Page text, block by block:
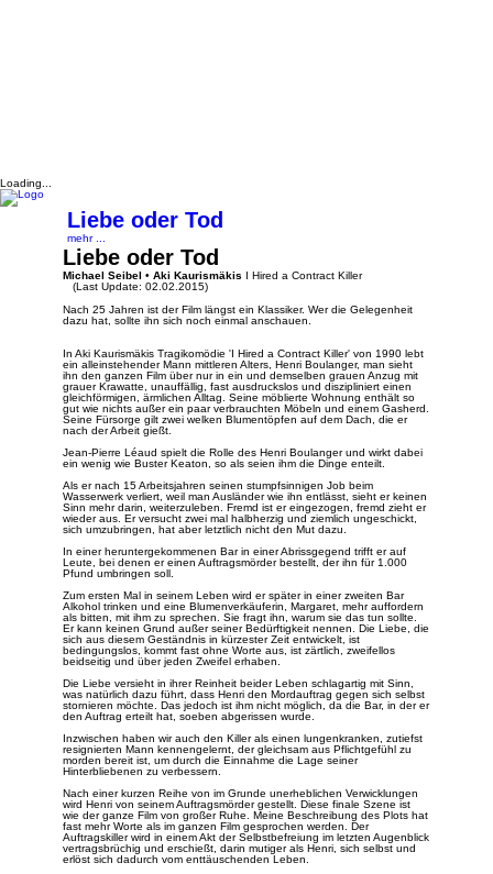
Loading...
Liebe oder Tod
mehr ...
Liebe oder Tod
Michael Seibel •Aki Kaurismäkis I Hired a Contract Killer
(Last Update: 02.02.2015)
Nach 25 Jahren ist der Film längst ein Klassiker. Wer die Gelegenheit
dazu hat, sollte ihn sich noch einmal anschauen.
In Aki Kaurismäkis Tragikomödie 'I Hired a Contract Killer' von 1990 lebt
ein alleinstehender Mann mittleren Alters, Henri Boulanger, man sieht
ihn den ganzen Film über nur in ein und demselben grauen Anzug mit
grauer Krawatte, unauffällig, fast ausdruckslos und diszipliniert einen
gleichförmigen, ärmlichen Alltag. Seine möblierte Wohnung enthält so
gut wie nichts außer ein paar verbrauchten Möbeln und einem Gasherd.
Seine Fürsorge gilt zwei welken Blumentöpfen auf dem Dach, die er
nach der Arbeit gießt.
Jean-Pierre Léaud spielt die Rolle des Henri Boulanger und wirkt dabei
ein wenig wie Buster Keaton, so als seien ihm die Dinge enteilt.
Als er nach 15 Arbeitsjahren seinen stumpfsinnigen Job beim
Wasserwerk verliert, weil man Ausländer wie ihn entlässt, sieht er keinen
Sinn mehr darin, weiterzuleben. Fremd ist er eingezogen, fremd zieht er
wieder aus. Er versucht zwei mal halbherzig und ziemlich ungeschickt,
sich umzubringen, hat aber letztlich nicht den Mut dazu.
In einer heruntergekommenen Bar in einer Abrissgegend trifft er auf
Leute, bei denen er einen Auftragsmörder bestellt, der ihn für 1.000
Pfund umbringen soll.
Zum ersten Mal in seinem Leben wird er später in einer zweiten Bar
Alkohol trinken und eine Blumenverkäuferin, Margaret, mehr auffordern
als bitten, mit ihm zu sprechen. Sie fragt ihn, warum sie das tun sollte.
Er kann keinen Grund außer seiner Bedürftigkeit nennen. Die Liebe, die
sich aus diesem Geständnis in kürzester Zeit entwickelt, ist
bedingungslos, kommt fast ohne Worte aus, ist zärtlich, zweifellos
beidseitig und über jeden Zweifel erhaben.
Die Liebe versieht in ihrer Reinheit beider Leben schlagartig mit Sinn,
was natürlich dazu führt, dass Henri den Mordauftrag gegen sich selbst
stornieren möchte. Das jedoch ist ihm nicht möglich, da die Bar, in der er
den Auftrag erteilt hat, soeben abgerissen wurde.
Inzwischen haben wir auch den Killer als einen lungenkranken, zutiefst
resignierten Mann kennengelernt, der gleichsam aus Pflichtgefühl zu
morden bereit ist, um durch die Einnahme die Lage seiner
Hinterbliebenen zu verbessern.
Nach einer kurzen Reihe von im Grunde unerheblichen Verwicklungen
wird Henri von seinem Auftragsmörder gestellt. Diese finale Szene ist
wie der ganze Film von großer Ruhe. Meine Beschreibung des Plots hat
fast mehr Worte als im ganzen Film gesprochen werden. Der
Auftragskiller wird in einem Akt der Selbstbefreiung im letzten Augenblick
vertragsbrüchig und erschießt, darin mutiger als Henri, sich selbst und
erlöst sich dadurch vom enttäuschenden Leben.